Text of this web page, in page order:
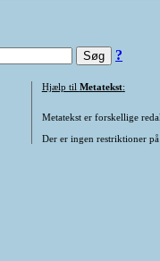
?
Hjælp til Metatekst:
Metatekst er forskellige
Der er ingen restriktioner